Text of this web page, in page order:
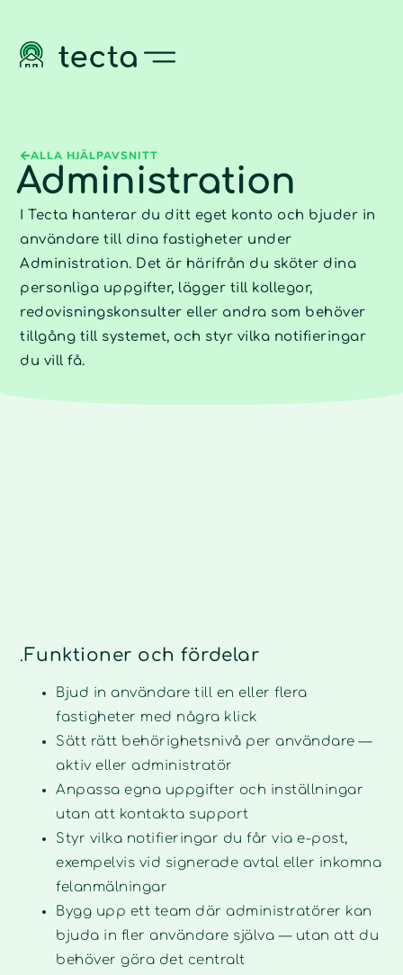
ALLA HJÄLPAVSNITT
Administration
I Tecta hanterar du ditt eget konto och bjuder in
användare till dina fastigheter under
Administration. Det är härifrån du sköter dina
personliga uppgifter, lägger till kollegor,
redovisningskonsulter eller andra som behöver
tillgång till systemet, och styr vilka notifieringar
du vill få.
.Funktioner och fördelar
Bjud in användare till en eller flera
fastigheter med några klick
Sätt rätt behörighetsnivå per användare —
aktiv eller administratör
Anpassa egna uppgifter och inställningar
utan att kontakta support
Styr vilka notifieringar du får via e-post,
exempelvis vid signerade avtal eller inkomna
felanmälningar
Bygg upp ett team där administratörer kan
bjuda in fler användare själva — utan att du
behöver göra det centralt